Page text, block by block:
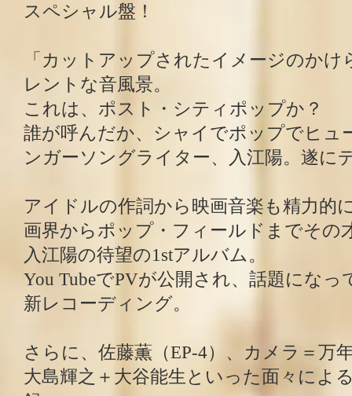
スペシャル盤！
「カットアップされたイメージのか
レントな音風景。
これは、ポスト・シティポップか？
誰が呼んだか、シャイでポップでヒュ
ンガーソングライター、入江陽。遂に
アイドルの作詞から映画音楽も精力的
画界からポップ・フィールドまでその
入江陽の待望の1stアルバム。
You TubeでPVが公開され、話題にな
新レコーディング。
さらに、佐藤薫（EP-4）、カメラ＝万
大島輝之＋大谷能生といった面々によ